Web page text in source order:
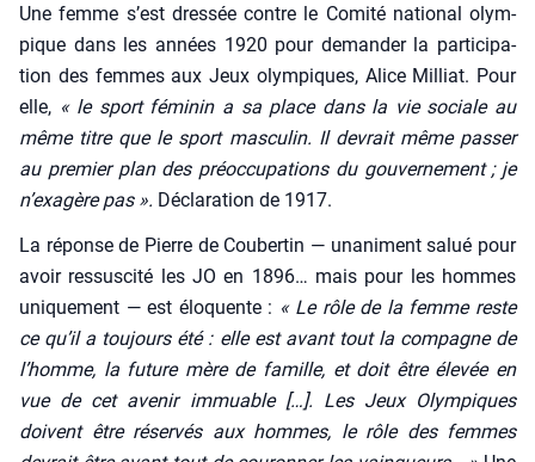
Une femme s’est dres­sée contre le Comi­té natio­nal olym­
pique dans les années 1920 pour deman­der la par­ti­ci­pa­
tion des femmes aux Jeux olym­piques, Alice Mil­liat. Pour
elle, « le sport fémi­nin a sa place dans la vie sociale au
même titre que le sport mas­cu­lin. Il devrait même pas­ser
au pre­mier plan des pré­oc­cu­pa­tions du gou­ver­ne­ment ; je
n’exagère pas ». Décla­ra­tion de 1917.
La réponse de Pierre de Cou­ber­tin — una­niment salué pour
avoir res­sus­ci­té les JO en 1896… mais pour les hommes
uni­que­ment — est élo­quente : « Le rôle de la femme reste
ce qu’il a tou­jours été : elle est avant tout la com­pagne de
l’homme, la future mère de famille, et doit être éle­vée en
vue de cet ave­nir immuable […]. Les Jeux Olym­piques
doivent être réser­vés aux hommes, le rôle des femmes